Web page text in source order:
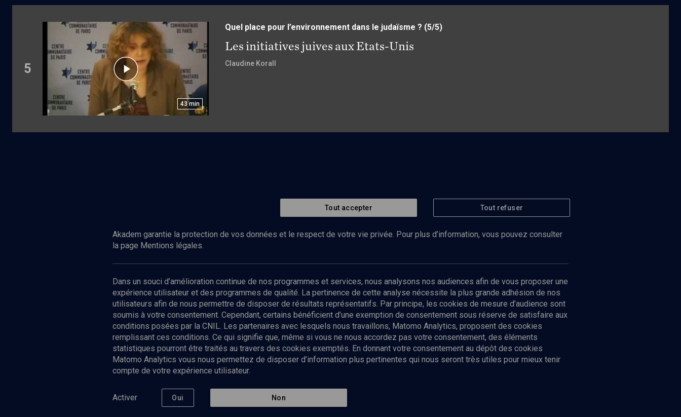
5
43 min
Quel place pour l’environnement dans le judaïsme ? (5/5)
Les initiatives juives aux Etats-Unis
Claudine Korall
Abonnez-vous à notre newsletter
Envoyer
Nos Chaines
Culture
Politique de protection des données
Tout accepter Tout refuser
Akadem garantie la protection de vos données et le respect de votre vie privée. Pour plus d’information, vous pouvez consulter
la page Mentions légales.
Dans un souci d’amélioration continue de nos programmes et services, nous analysons nos audiences afin de vous proposer une
expérience utilisateur et des programmes de qualité. La pertinence de cette analyse nécessite la plus grande adhésion de nos
utilisateurs afin de nous permettre de disposer de résultats représentatifs. Par principe, les cookies de mesure d’audience sont
soumis à votre consentement. Cependant, certains bénéficient d’une exemption de consentement sous réserve de satisfaire aux
conditions posées par la CNIL. Les partenaires avec lesquels nous travaillons, Matomo Analytics, proposent des cookies
remplissant ces conditions. Ce qui signifie que, même si vous ne nous accordez pas votre consentement, des éléments
statistiques pourront être traités au travers des cookies exemptés. En donnant votre consentement au dépôt des cookies
Matomo Analytics vous nous permettez de disposer d’information plus pertinentes qui nous seront très utiles pour mieux tenir
compte de votre expérience utilisateur.
Activer Oui Non